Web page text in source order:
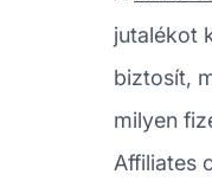
jutalékot
biztosít,
milyen
Affiliates